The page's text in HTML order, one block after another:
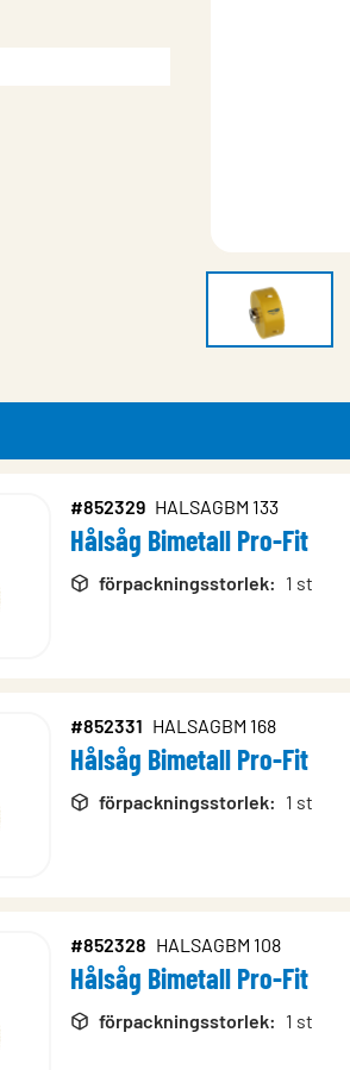
#852329 HALSAGBM 133
Hålsåg Bimetall Pro-Fit
förpackningsstorlek: 1 st
#852331 HALSAGBM 168
Hålsåg Bimetall Pro-Fit
förpackningsstorlek: 1 st
#852328 HALSAGBM 108
Hålsåg Bimetall Pro-Fit
förpackningsstorlek: 1 st